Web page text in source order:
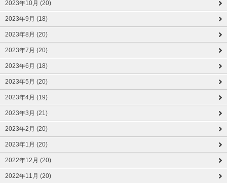
2023年10月 (20)
2023年9月 (18)
2023年8月 (20)
2023年7月 (20)
2023年6月 (18)
2023年5月 (20)
2023年4月 (19)
2023年3月 (21)
2023年2月 (20)
2023年1月 (20)
2022年12月 (20)
2022年11月 (20)